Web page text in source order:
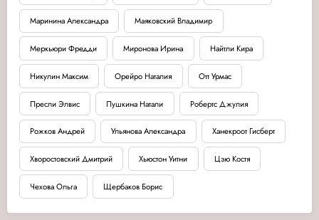
Маринина Александра Маяковский Владимир
Меркьюри Фредди Миронова Ирина Найтли Кира
Никулин Максим Орейро Наталия Отт Урмас
Пресли Элвис Пушкина Натали Робертс Джулия
Рожков Андрей Ульянова Александра Ханекроот Гисберт
Хворостовский Дмитрий Хьюстон Уитни Цзю Костя
Чехова Ольга Щербаков Борис